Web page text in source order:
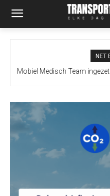
NET
Mobiel Medisch Team